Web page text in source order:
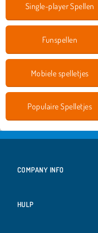
Single-player Spellen
Funspellen
Mobiele spelletjes
Populaire Spelletjes
COMPANY INFO
HULP